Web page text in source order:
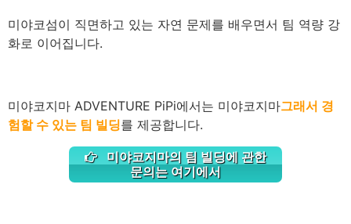
미야코섬이 직면하고 있는 자연 문제를 배우면서 팀 역량 강
화로 이어집니다.
미야코지마 ADVENTURE PiPi에서는 미야코지마그래서 경
험할 수 있는 팀 빌딩를 제공합니다.
미야코지마의 팀 빌딩에 관한
문의는 여기에서